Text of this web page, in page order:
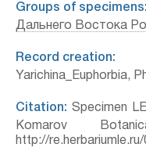
Groups of specimens:
Дальнего Востока
Record creation:
Yarichina_Euphorbia,
Citation: Specimen
Komarov
http://